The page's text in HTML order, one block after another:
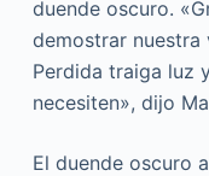
duende oscuro.
demostrar nuestra
Perdida traiga luz
necesiten», dijo
El duende oscuro